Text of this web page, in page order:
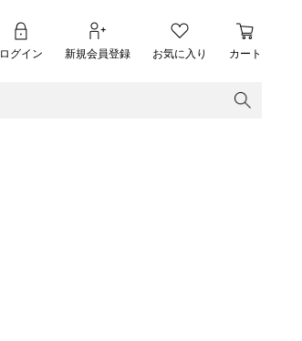
ログイン 新規会員登録 お気に入り カート